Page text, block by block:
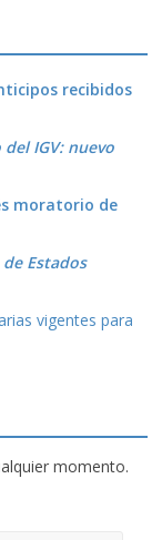
recibidos
IGV: nuevo
moratorio de
Estados
vigentes para
momento.